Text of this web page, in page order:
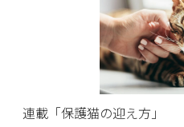
連載「保護猫の迎え方」